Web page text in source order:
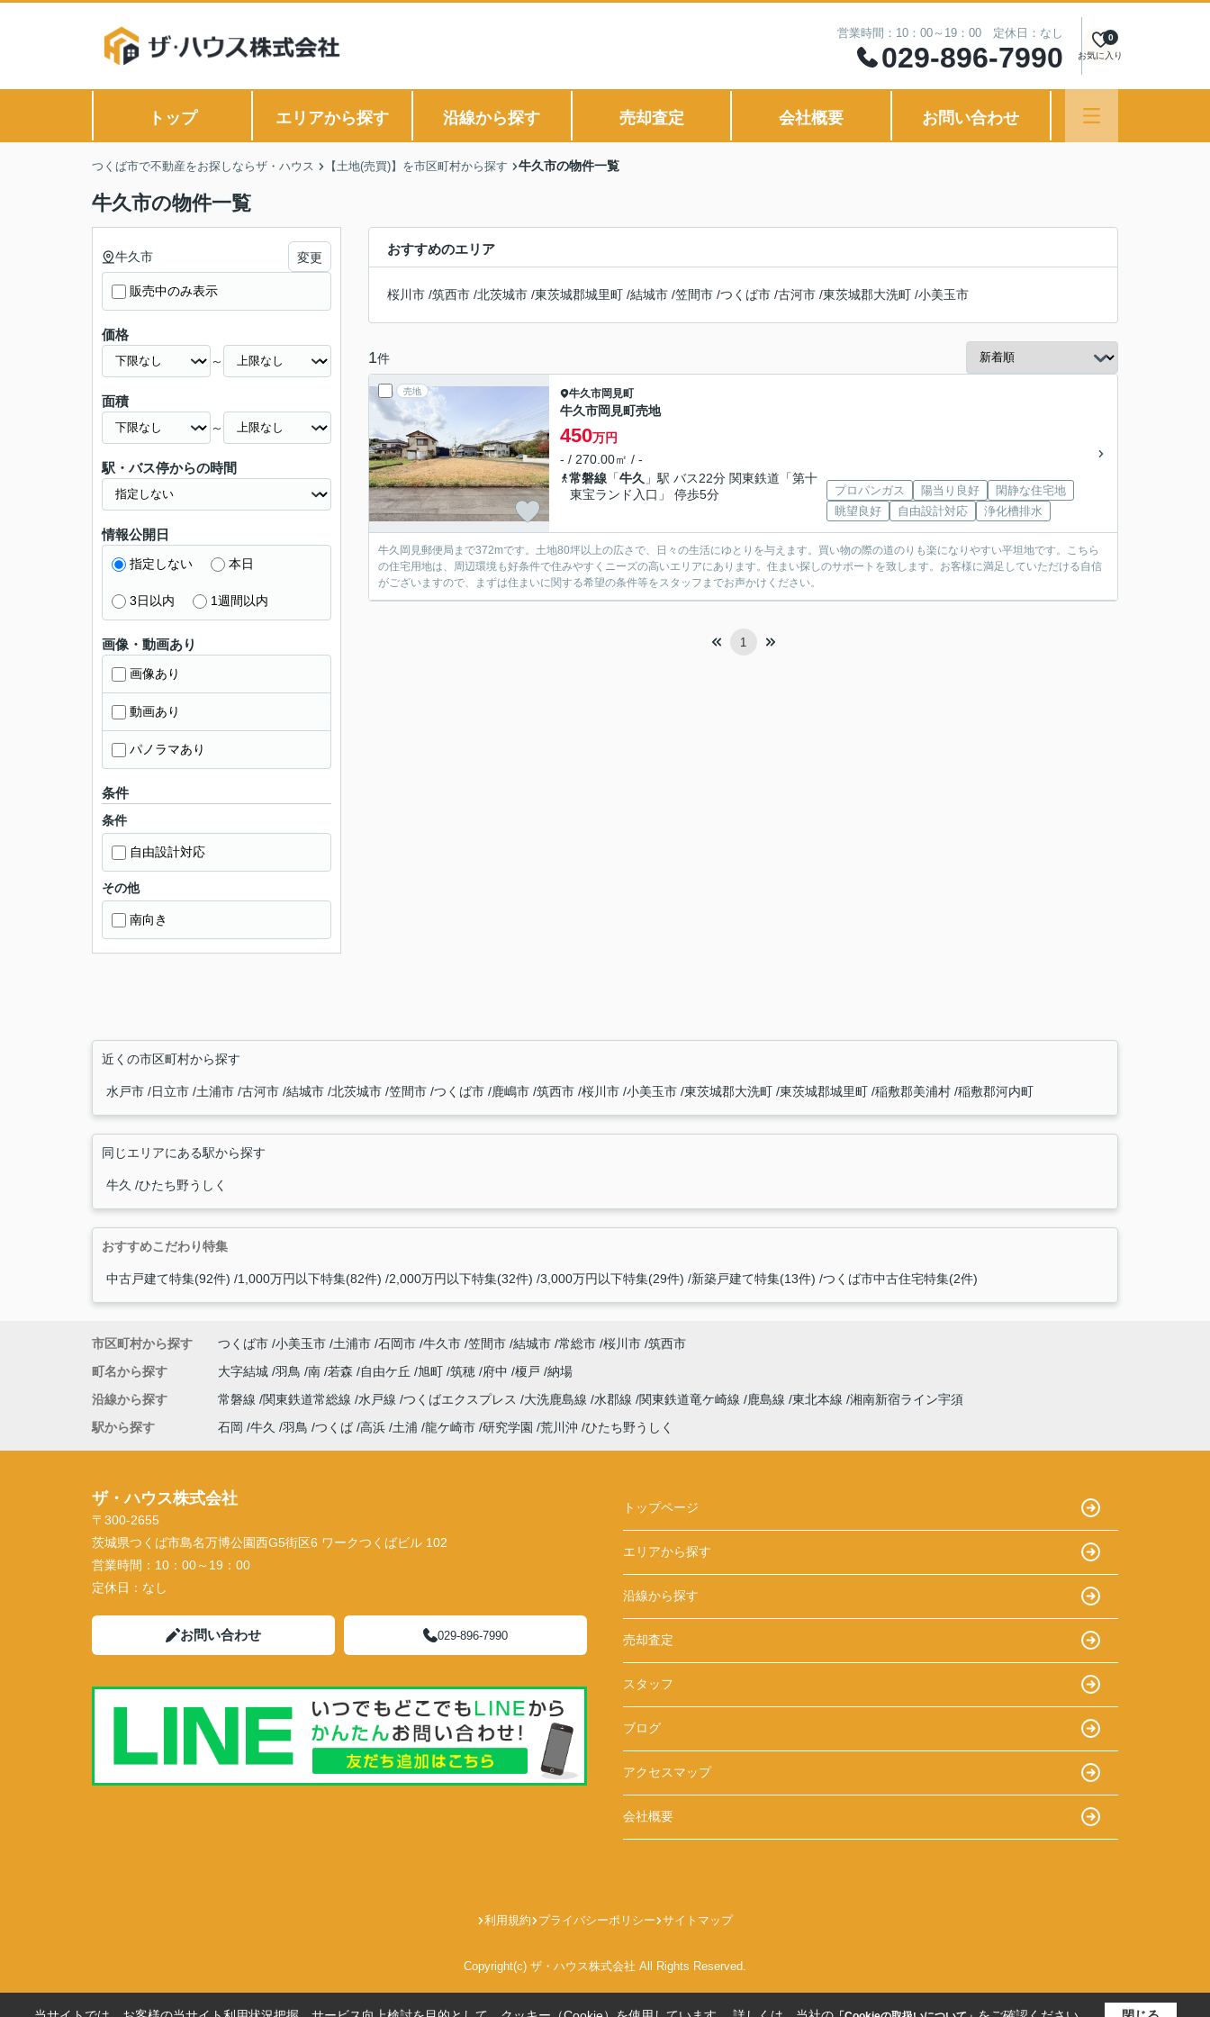
営業時間：10：00～19：00 定休日：なし
029-896-7990 お気に入り
0
トップ エリアから探す 沿線から探す 売却査定 会社概要 お問い合わせ
つくば市で不動産をお探しならザ・ハウス 【土地(売買)】を市区町村から探す 牛久市の物件一覧
牛久市の物件一覧
おすすめのエリア
桜川市 /筑西市 /北茨城市 /東茨城郡城里町 /結城市 /笠間市 /つくば市 /古河市 /東茨城郡大洗町 /小美玉市
1件
売地 牛久市岡見町
牛久市岡見町売地
450万円
- / 270.00㎡ / -
常磐線 「牛久 」駅 バス22分 関東鉄道「第十
東宝ランド入口」 停歩5分
プロパンガス 陽当り良好
閑静な住宅地
眺望良好
自由設計対応 浄化槽排水
牛久岡見郵便局まで372mです。土地80坪以上の広さで、日々の生活にゆとりを与えます。買い物の際の道のりも楽になりやすい平坦地です。こちら
の住宅用地は、周辺環境も好条件で住みやすくニーズの高いエリアにあります。住まい探しのサポートを致します。お客様に満足していただける自信
がございますので、まずは住まいに関する希望の条件等をスタッフまでお声かけください。
1
牛久市 変更
販売中のみ表示
価格
～
面積
～
駅・バス停からの時間
情報公開日
指定しない 本日
3日以内 1週間以内
画像・動画あり
画像あり
動画あり
パノラマあり
条件
条件
自由設計対応
その他
南向き
近くの市区町村から探す
水戸市 日立市 土浦市 古河市 結城市 北茨城市 笠間市 つくば市 鹿嶋市 筑西市 桜川市 小美玉市 東茨城郡大洗町 東茨城郡城里町 稲敷郡美浦村 稲敷郡河内町
同じエリアにある駅から探す
牛久 ひたち野うしく
おすすめこだわり特集
中古戸建て特集(92件) 1,000万円以下特集(82件) 2,000万円以下特集(32件) 3,000万円以下特集(29件) 新築戸建て特集(13件) つくば市中古住宅特集(2件)
市区町村から探す つくば市 小美玉市 土浦市 石岡市 牛久市 笠間市 結城市 常総市 桜川市 筑西市
町名から探す
大字結城 羽鳥 南 若森 自由ケ丘 旭町 筑穂 府中 榎戸 納場
沿線から探す
常磐線 関東鉄道常総線 水戸線 つくばエクスプレス 大洗鹿島線 水郡線 関東鉄道竜ケ崎線 鹿島線 東北本線 湘南新宿ライン宇須
駅から探す
石岡 牛久 羽鳥 つくば 高浜 土浦 龍ケ崎市 研究学園 荒川沖 ひたち野うしく
ザ・ハウス株式会社
〒300-2655
茨城県つくば市島名万博公園西G5街区6 ワークつくばビル 102
営業時間： 10：00～19：00
定休日： なし
お問い合わせ 029-896-7990
トップページ
エリアから探す
沿線から探す
売却査定
スタッフ
ブログ
アクセスマップ
会社概要
利用規約 プライバシーポリシー サイトマップ
Copyright(c) ザ・ハウス株式会社 All Rights Reserved.